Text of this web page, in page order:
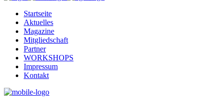
Startseite
Aktuelles
Magazine
Mitgliedschaft
Partner
WORKSHOPS
Impressum
Kontakt